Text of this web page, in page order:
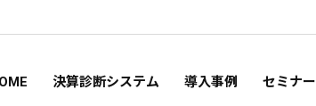
決算診断システム 導入事例 セミナー